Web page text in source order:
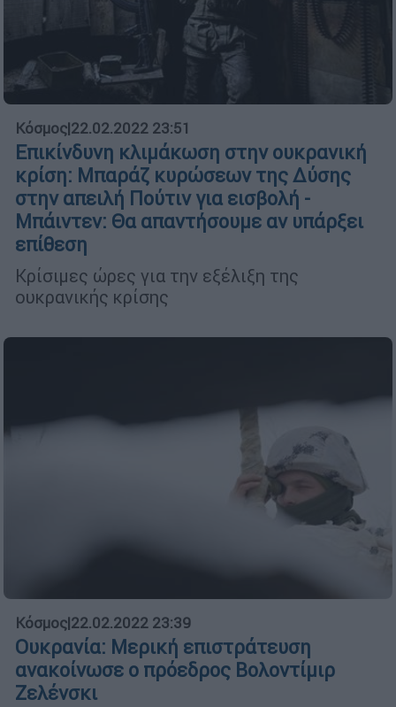
Κόσμος|22.02.2022 23:51
Επικίνδυνη κλιμάκωση στην ουκρανική
κρίση: Μπαράζ κυρώσεων της Δύσης
στην απειλή Πούτιν για εισβολή -
Μπάιντεν: Θα απαντήσουμε αν υπάρξει
επίθεση
Κρίσιμες ώρες για την εξέλιξη της
ουκρανικής κρίσης
Κόσμος|22.02.2022 23:39
Ουκρανία: Μερική επιστράτευση
ανακοίνωσε ο πρόεδρος Βολοντίμιρ
Ζελένσκι